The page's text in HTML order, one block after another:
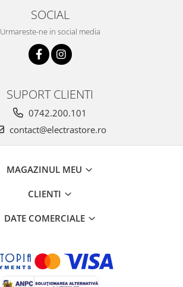
SOCIAL
Urmareste-ne in social media
SUPORT CLIENTI
0742.200.101
contact@electrastore.ro
MAGAZINUL MEU
CLIENTI
DATE COMERCIALE